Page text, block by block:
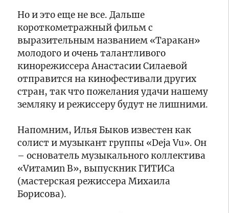
Композитного
дивизиона
«Росатома»
в
командном
зачете
первенства
России
по
гребле
09:35
В
Ржевском
округе
жители
встретили
кабанов
на
09:10
Глава
Тверской
Королев
сообщил
об
отраженной
атаке
БПЛА
на
20:55
Конаковский
землевладелец
наказан
за
борщевик
и
20:30
В
Но и это еще не все. Дальше
короткометражный фильм с
выразительным названием «Таракан»
молодого и очень талантливого
кинорежиссера Анастасии Силаевой
отправится на кинофестивали других
стран, так что пожелания удачи нашему
земляку и режиссеру будут не лишними.
Напомним, Илья Быков известен как
солист и музыкант группы «Deja Vu». Он
– основатель музыкального коллектива
«Vитамиn B», выпускник ГИТИСа
(мастерская режиссера Михаила
Борисова).